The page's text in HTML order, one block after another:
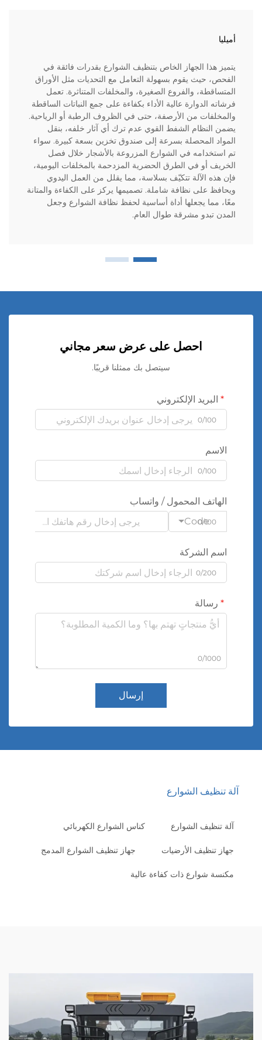
يتميز هذا الجهاز الخاص بتنظيف الشوارع بقدرات فائقة في
الفحص، حيث يقوم بسهولة التعامل مع التحديات مثل الأوراق
المتساقطة، والفروع الصغيرة، والمخلفات المتناثرة. تعمل
فرشاته الدوارة عالية الأداء بكفاءة على جمع النباتات الساقطة
والمخلفات من الأرصفة، حتى في الظروف الرطبة أو الرياحية.
يضمن النظام الشفط القوي عدم ترك أي آثار خلفه، بنقل
المواد المحصلة بسرعة إلى صندوق تخزين بسعة كبيرة. سواء
تم استخدامه في الشوارع المزروعة بالأشجار خلال فصل
الخريف أو في الطرق الحضرية المزدحمة بالمخلفات اليومية،
فإن هذه الآلة تتكيّف بسلاسة، مما يقلل من العمل اليدوي
ويحافظ على نظافة شاملة. تصميمها يركز على الكفاءة والمتانة
معًا، مما يجعلها أداة أساسية لحفظ نظافة الشوارع وجعل
المدن تبدو مشرقة طوال العام.
احصل على عرض سعر مجاني
سيتصل بك ممثلنا قريبًا.
البريد الإلكتروني
الهاتف المحمول / واتساب
Code
اسم الشركة
رسالة
تنظيف الشوارع
آلة تنظيف الشوارع كناس الشوارع الكهربائي
جهاز تنظيف الأرضيات جهاز تنظيف الشوارع المدمج
مكنسة شوارع ذات كفاءة عالية